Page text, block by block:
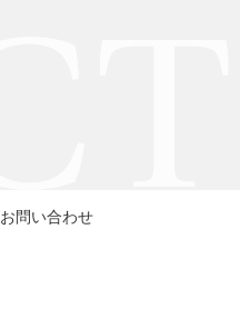
お問い合わせ